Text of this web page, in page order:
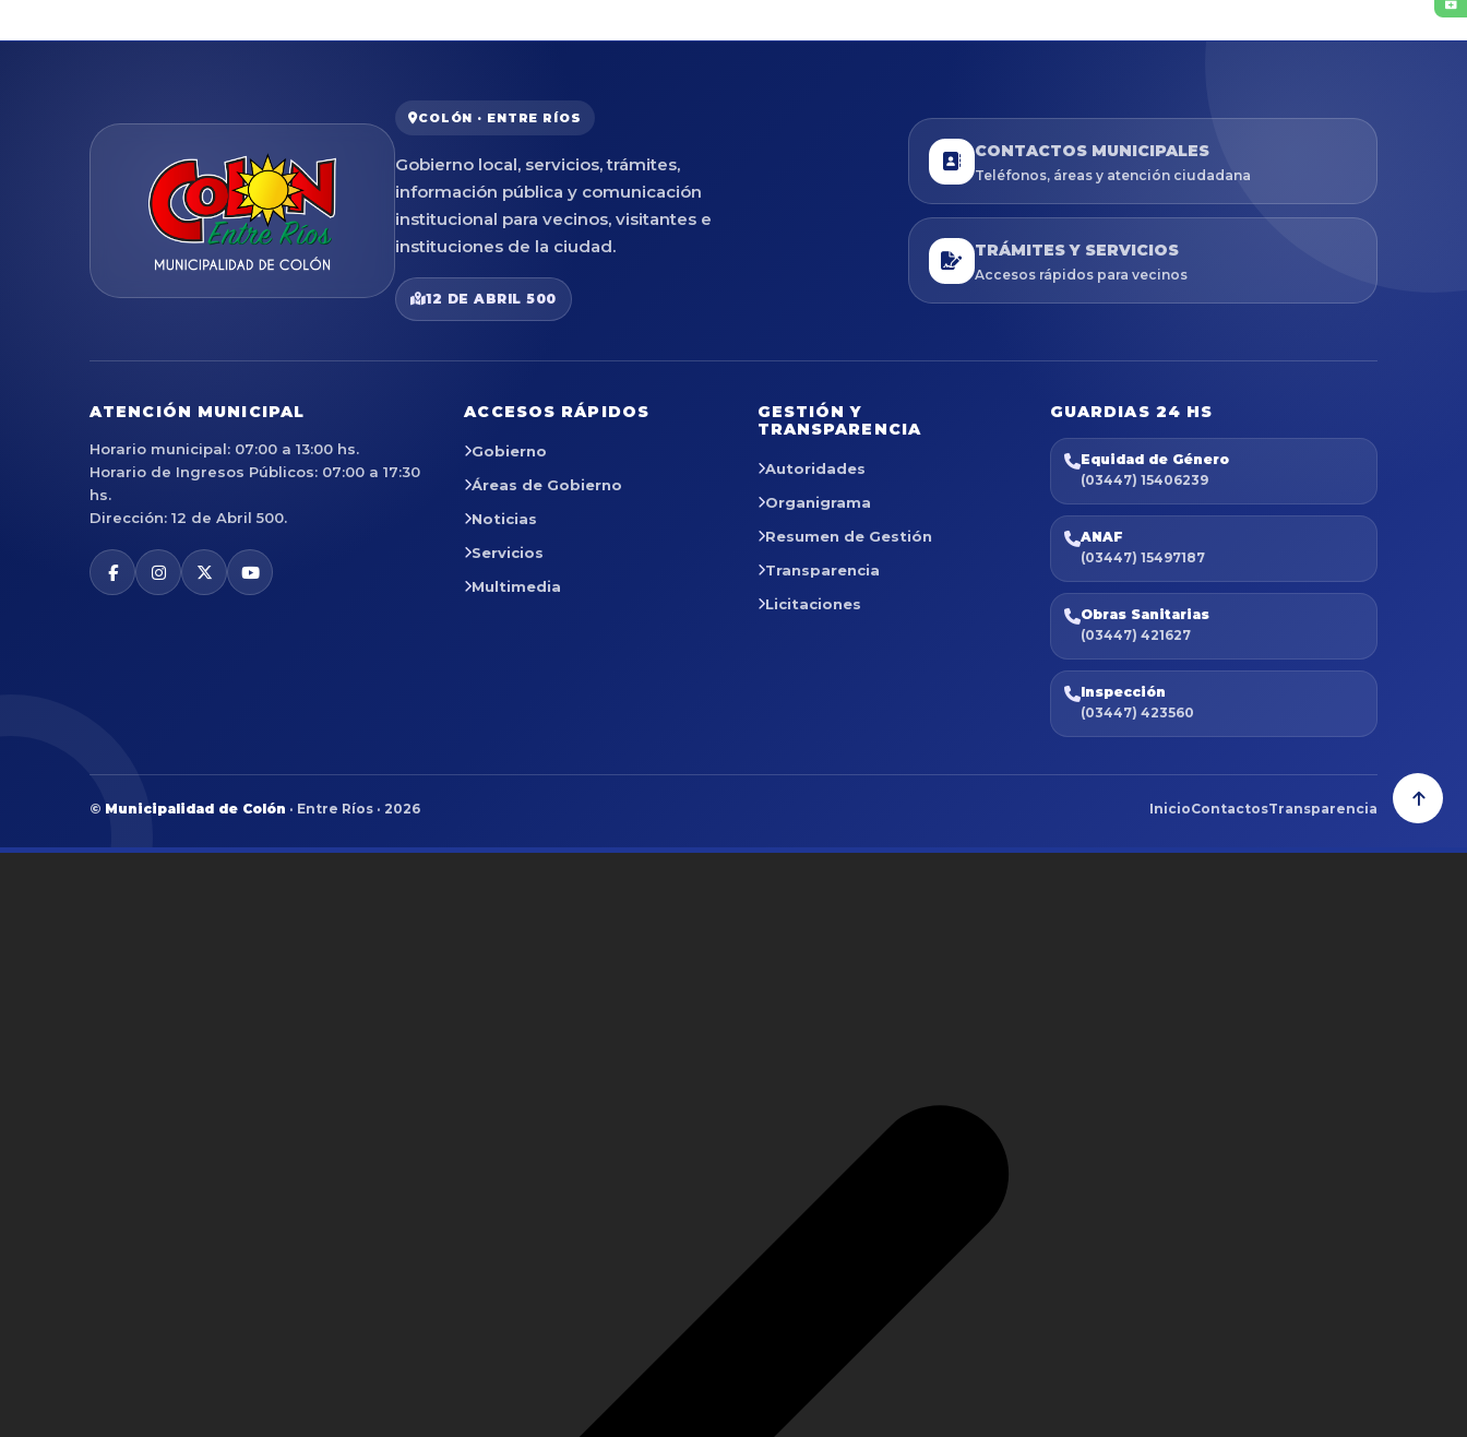
COLÓN · ENTRE RÍOS
Gobierno local, servicios, trámites,
información pública y comunicación
institucional para vecinos, visitantes e
instituciones de la ciudad.
12 DE ABRIL 500
CONTACTOS MUNICIPALES
Teléfonos, áreas y atención ciudadana
TRÁMITES Y SERVICIOS
Accesos rápidos para vecinos
ATENCIÓN MUNICIPAL
Horario municipal: 07:00 a 13:00 hs.
Horario de Ingresos Públicos: 07:00 a 17:30
hs.
Dirección: 12 de Abril 500.
ACCESOS RÁPIDOS
Gobierno
Áreas de Gobierno
Noticias
Servicios
Multimedia
GESTIÓN Y
TRANSPARENCIA
Autoridades
Organigrama
Resumen de Gestión
Transparencia
Licitaciones
GUARDIAS 24 HS
Equidad de Género
(03447) 15406239
ANAF
(03447) 15497187
Obras Sanitarias
(03447) 421627
Inspección
(03447) 423560
© Municipalidad de Colón · Entre Ríos · 2026 InicioContactosTransparencia